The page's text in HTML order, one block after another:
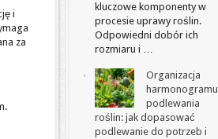
i
za
kluczowe komponenty w
procesie uprawy roślin.
Odpowiedni dobór ich
rozmiaru i …
Organizacja
harmonogramu
podlewania
roślin: jak dopasować
podlewanie do potrzeb i